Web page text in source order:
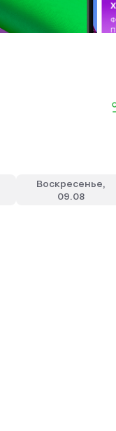
Воскресенье,
09.08